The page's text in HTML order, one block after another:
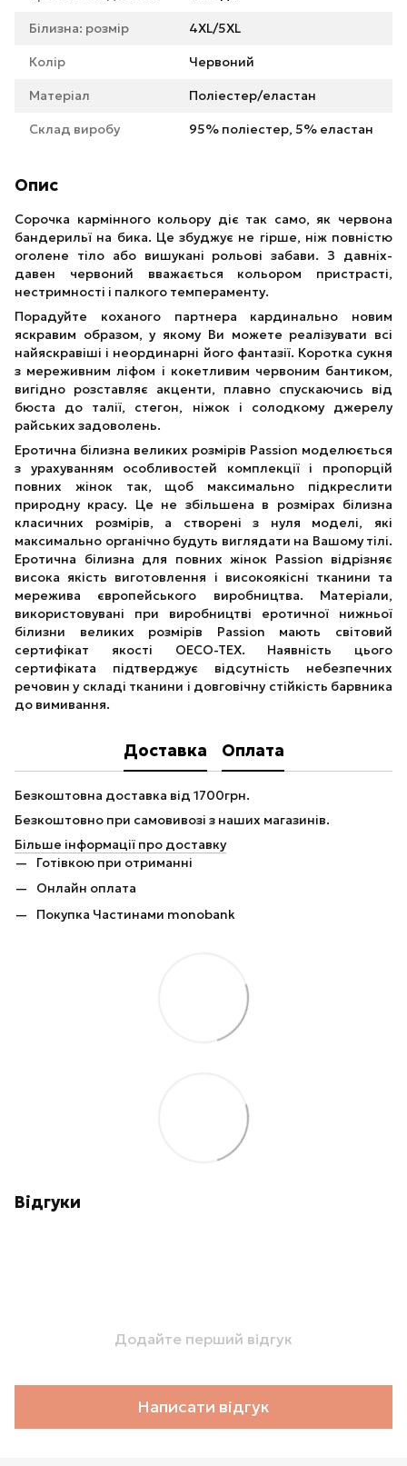
Білизна: розмір 4XL/5XL
Колір Червоний
Матеріал Поліестер/еластан
Склад виробу 95% поліестер, 5% еластан
Опис
Сорочка кармінного кольору діє так само, як червона
бандерильї на бика. Це збуджує не гірше, ніж повністю
оголене тіло або вишукані рольові забави. З давніх-
давен червоний вважається кольором пристрасті,
нестримності і палкого темпераменту.
Порадуйте коханого партнера кардинально новим
яскравим образом, у якому Ви можете реалізувати всі
найяскравіші і неординарні його фантазії. Коротка сукня
з мереживним ліфом і кокетливим червоним бантиком,
вигідно розставляє акценти, плавно спускаючись від
бюста до талії, стегон, ніжок і солодкому джерелу
райських задоволень.
Еротична білизна великих розмірів Passion моделюється
з урахуванням особливостей комплекції і пропорцій
повних жінок так, щоб максимально підкреслити
природну красу. Це не збільшена в розмірах білизна
класичних розмірів, а створені з нуля моделі, які
максимально органічно будуть виглядати на Вашому тілі.
Еротична білизна для повних жінок Passion відрізняє
висока якість виготовлення і високоякісні тканини та
мережива європейського виробництва. Матеріали,
використовувані при виробництві еротичної нижньої
білизни великих розмірів Passion мають світовий
сертифікат якості OECO-TEX. Наявність цього
сертифіката підтверджує відсутність небезпечних
речовин у складі тканини і довговічну стійкість барвника
до вимивання.
Доставка Оплата
Безкоштовна доставка від 1700грн.
Безкоштовно при самовивозі з наших магазинів.
Більше інформації про доставку
Готівкою при отриманні
Онлайн оплата
Покупка Частинами monobank
Відгуки
Додайте перший відгук
Написати відгук